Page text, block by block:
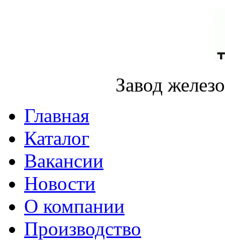
Завод
Главная
Каталог
Вакансии
Новости
О компании
Производство